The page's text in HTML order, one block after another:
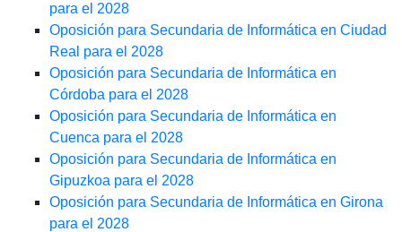
para el 2028
Oposición para Secundaria de Informática en Ciudad
Real para el 2028
Oposición para Secundaria de Informática en
Córdoba para el 2028
Oposición para Secundaria de Informática en
Cuenca para el 2028
Oposición para Secundaria de Informática en
Gipuzkoa para el 2028
Oposición para Secundaria de Informática en Girona
para el 2028